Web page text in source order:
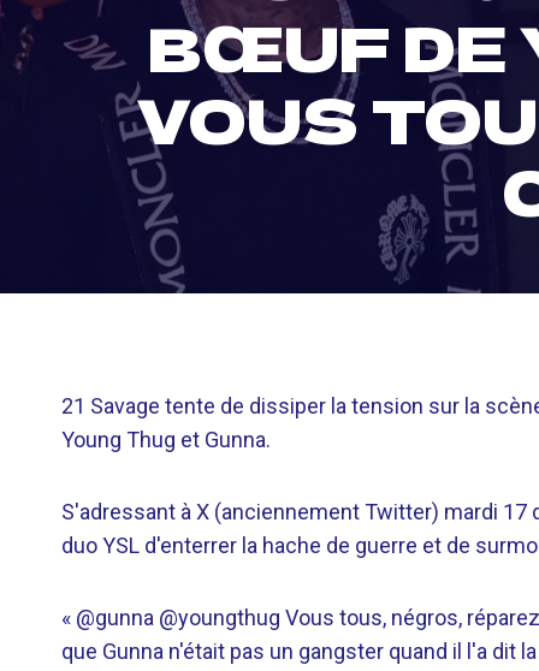
BŒUF DE
VOUS
21 Savage tente de dissiper la tension sur la
Young Thug et Gunna.
S'adressant à X (anciennement Twitter) mardi 17
duo YSL d'enterrer la hache de guerre et de
« @gunna @youngthug Vous tous, négros,
que Gunna n'était pas un gangster quand il l'a dit